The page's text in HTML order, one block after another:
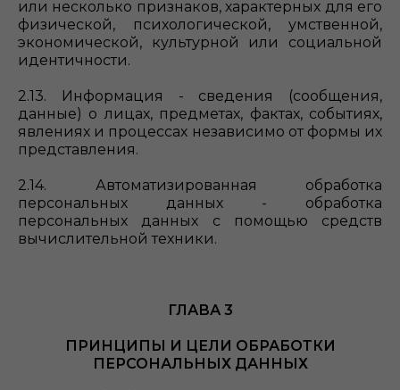
или несколько признаков, характерных для его
физической, психологической, умственной,
экономической, культурной или социальной
идентичности.
2.13. Информация - сведения (сообщения,
данные) о лицах, предметах, фактах, событиях,
явлениях и процессах независимо от формы их
представления.
2.14. Автоматизированная обработка
персональных данных - обработка
персональных данных с помощью средств
вычислительной техники.
ГЛАВА 3
ПРИНЦИПЫ И ЦЕЛИ ОБРАБОТКИ
ПЕРСОНАЛЬНЫХ ДАННЫХ